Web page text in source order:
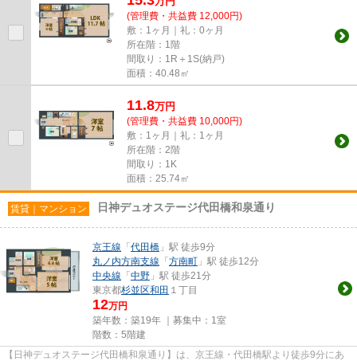
(管理費・共益費 12,000円)
敷：1ヶ月｜礼：0ヶ月
所在階：1階
間取り：1R＋1S(納戸)
面積：40.48㎡
11.8万円
(管理費・共益費 10,000円)
敷：1ヶ月｜礼：1ヶ月
所在階：2階
間取り：1K
面積：25.74㎡
賃貸｜マンション 日神デュオステージ代田橋和泉通り
京王線 「 代田橋 」駅 徒歩9分
丸ノ内方南支線 「 方南町 」駅 徒歩12分
中央線 「 中野 」駅 徒歩21分
東京都杉並区和田 １丁目
12万円
築年数：築19年 ｜募集中： 1室
階数：5階建
【日神デュオステージ代田橋和泉通り】は、京王線・代田橋駅より徒歩9分にあ